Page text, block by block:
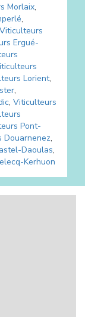
Morlaix,
,
Viticulteurs
Ergué-
Lorient,
,
, Viticulteurs
Pont-
Douarnenez,
Daoulas,
Kerhuon